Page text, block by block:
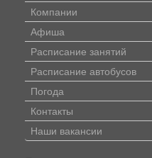
Компании
Афиша
Расписание занятий
Расписание автобусов
Погода
Контакты
Наши вакансии